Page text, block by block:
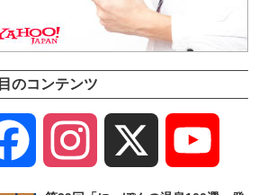
のコンテンツ
Facebook Instagram